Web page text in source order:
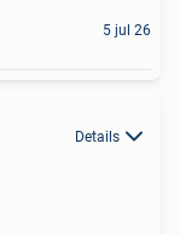
5 jul 26
Details